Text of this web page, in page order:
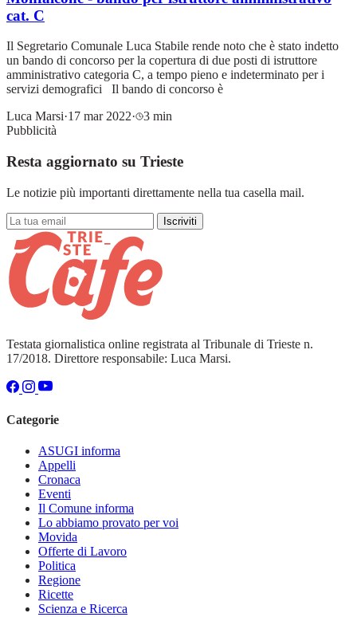
cat. C
Il Segretario Comunale Luca Stabile rende noto che è stato indetto
un bando di concorso per la copertura di due posti di istruttore
amministrativo categoria C, a tempo pieno e indeterminato per i
servizi demografici Il bando di concorso è
Luca Marsi·17 mar 2022·
3 min
Pubblicità
Resta aggiornato su Trieste
Le notizie più importanti direttamente nella tua casella mail.
Iscriviti
Testata giornalistica online registrata al Tribunale di Trieste n.
17/2018. Direttore responsabile: Luca Marsi.
Categorie
ASUGI informa
Appelli
Cronaca
Eventi
Il Comune informa
Lo abbiamo provato per voi
Movida
Offerte di Lavoro
Politica
Regione
Ricette
Scienza e Ricerca